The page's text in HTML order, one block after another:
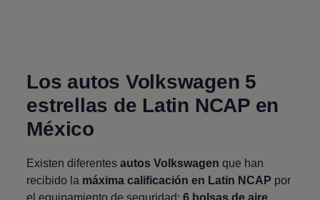
Los autos Volkswagen 5
estrellas de Latin NCAP en
México
Existen diferentes autos Volkswagen que han
recibido la máxima calificación en Latin NCAP por